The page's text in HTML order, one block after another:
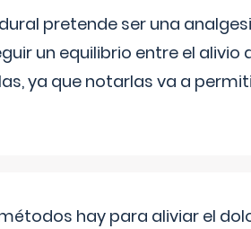
pretende ser una
un equilibrio entre el
ya que notarlas va a
hay para aliviar el